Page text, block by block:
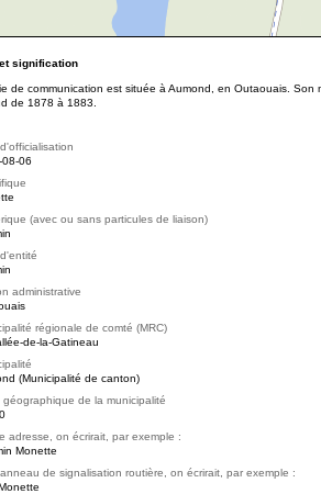
signification
de communication est située à Aumond, en Outaouais. Son
de 1878 à 1883.
08-06
(avec ou sans particules de liaison)
administrative
régionale de comté (MRC)
de-la-Gatineau
(Municipalité de canton)
géographique de la municipalité
adresse, on écrirait, par exemple :
Monette
de signalisation routière, on écrirait, par exemple :